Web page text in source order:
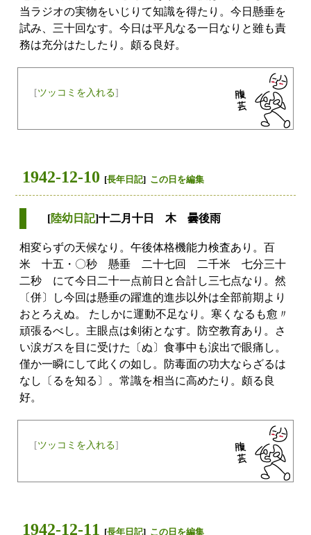
当ラジオの実物をいじりて知識を得たり。今日懸垂を
試み、三十回なす。今日は平凡なる一日なりと雖も責
務は充分はたしたり。頗る良好。
[ツッコミを入れる]
1942-12-10 [長年日記] この日を編集
[陸幼日記]十二月十日 木 曇後雨
相変らずの天候なり。午後体格機能力検査あり。百
米 十五・〇秒 懸垂 二十七回 二千米 七分三十
二秒 にて今日二十一点前日と合計し三七点なり。然
〔併〕し今回は懸垂の躍進的進歩以外は全部前期より
おとろえぬ。 たしかに運動不足なり。寒くなるも愈〃
頑張るべし。主眼点は剣術となす。防空教育あり。さ
い涙ガスを目に受けた〔ぬ〕食事中も涙出で眼痛し。
僅か一瞬にして此くの如し。防毒面の功大ならざるは
なし〔るを知る〕。常識を相当に高めたり。頗る良
好。
[ツッコミを入れる]
1942-12-11 [長年日記] この日を編集